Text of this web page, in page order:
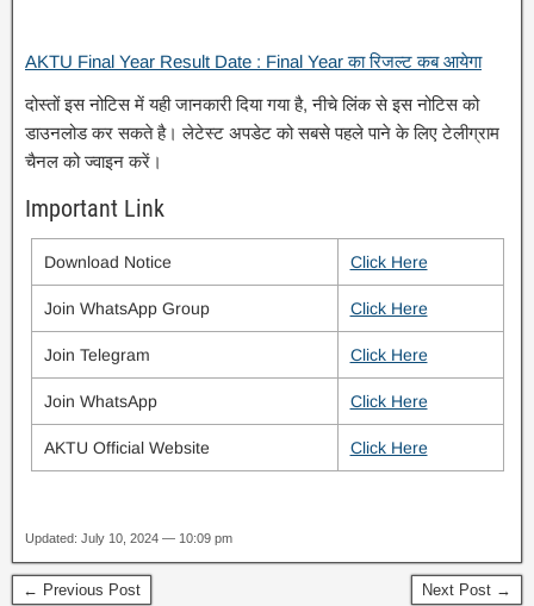
AKTU Final Year Result Date : Final Year का रिजल्ट कब आयेगा
दोस्तों इस नोटिस में यही जानकारी दिया गया है, नीचे लिंक से इस नोटिस को
डाउनलोड कर सकते है। लेटेस्ट अपडेट को सबसे पहले पाने के लिए टेलीग्राम
चैनल को ज्वाइन करें।
Important Link
Download Notice Click Here
Join WhatsApp Group Click Here
Join Telegram Click Here
Join WhatsApp Click Here
AKTU Official Website Click Here
Updated: July 10, 2024 — 10:09 pm
← Previous Post Next Post →